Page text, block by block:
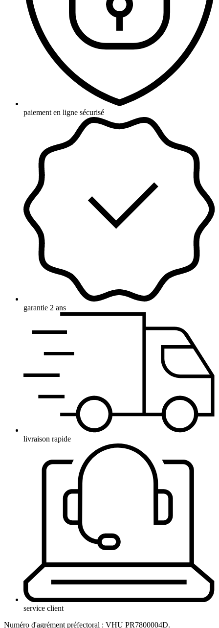
paiement en ligne sécurisé
garantie 2 ans
livraison rapide
service client
Numéro d'agrément préfectoral : VHU PR7800004D.